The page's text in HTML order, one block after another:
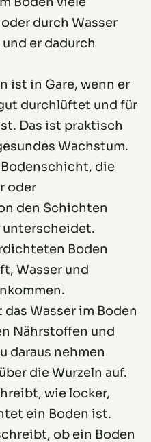
durch Wasser
er dadurch
ist in Gare, wenn er
durchlüftet und für
Das ist praktisch
Wachstum.
Bodenschicht, die
oder
den Schichten
unterscheidet.
Boden
Wasser und
das Wasser im Boden
Nährstoffen und
daraus nehmen
die Wurzeln auf.
wie locker,
ein Boden ist.
ob ein Boden